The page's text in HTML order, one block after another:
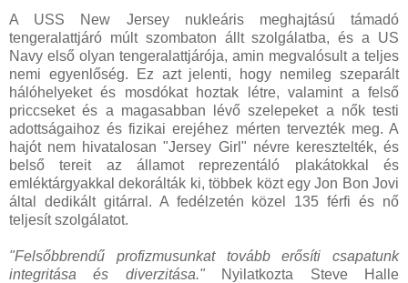
A USS New Jersey nukleáris meghajtású támadó
tengeralattjáró múlt szombaton állt szolgálatba, és a US
Navy első olyan tengeralattjárója, amin megvalósult a teljes
nemi egyenlőség. Ez azt jelenti, hogy nemileg szeparált
hálóhelyeket és mosdókat hoztak létre, valamint a felső
priccseket és a magasabban lévő szelepeket a nők testi
adottságaihoz és fizikai erejéhez mérten tervezték meg. A
hajót nem hivatalosan "Jersey Girl" névre keresztelték, és
belső tereit az államot reprezentáló plakátokkal és
emléktárgyakkal dekorálták ki, többek közt egy Jon Bon Jovi
által dedikált gitárral. A fedélzetén közel 135 férfi és nő
teljesít szolgálatot.
"Felsőbbrendű profizmusunkat tovább erősíti csapatunk
integritása és diverzitása."Nyilatkozta Steve Halle